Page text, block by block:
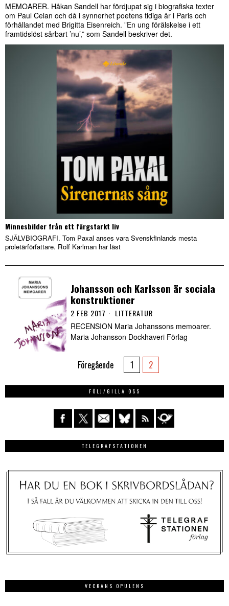
MEMOARER. Håkan Sandell har fördjupat sig i biografiska texter
om Paul Celan och då i synnerhet poetens tidiga år i Paris och
förhållandet med Brigitta Eisenreich. ”En ung förälskelse i ett
framtidslöst sårbart ’nu’,” som Sandell beskriver det.
Minnesbilder från ett färgstarkt liv
SJÄLVBIOGRAFI. Tom Paxal anses vara Svenskfinlands mesta
proletärförfattare. Rolf Karlman har läst
Johansson och Karlsson är sociala
konstruktioner
2 FEB 2017 LITTERATUR
RECENSION Maria Johanssons memoarer.
Maria Johansson Dockhaveri Förlag
Föregående 1 2
FÖLJ/GILLA OSS
TELEGRAFSTATIONEN
VECKANS OPULENS